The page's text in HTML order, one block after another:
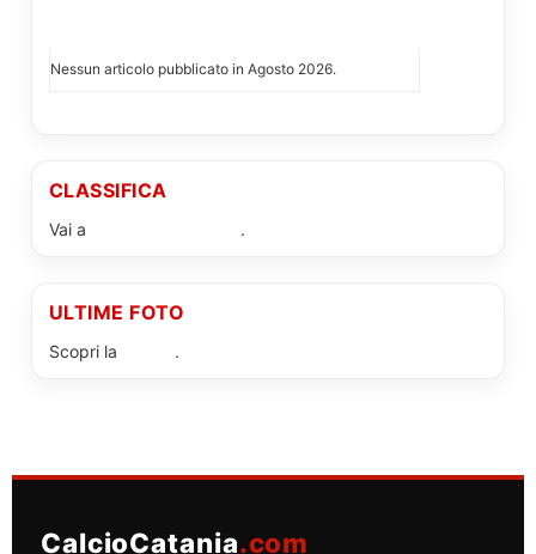
Nessun articolo pubblicato in Agosto 2026.
CLASSIFICA
Vai a .
ULTIME FOTO
Scopri la .
CalcioCatania.com